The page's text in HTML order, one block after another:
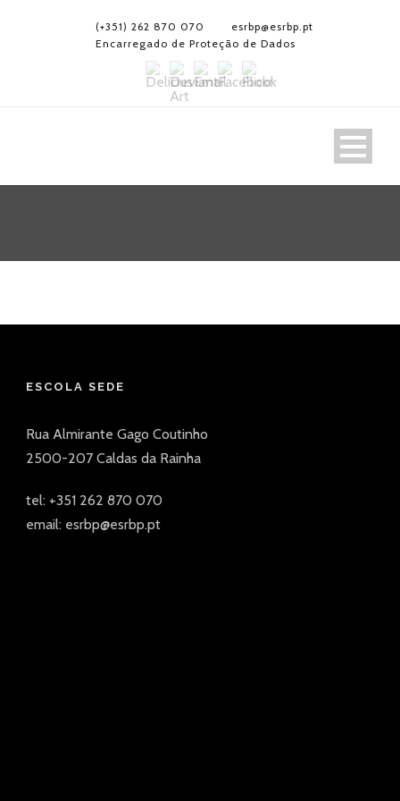
(+351) 262 870 070
esrbp@esrbp.pt
Encarregado de Proteção de Dados
ESCOLA SEDE
Rua Almirante Gago Coutinho
2500-207 Caldas da Rainha
tel: +351 262 870 070
email: esrbp@esrbp.pt